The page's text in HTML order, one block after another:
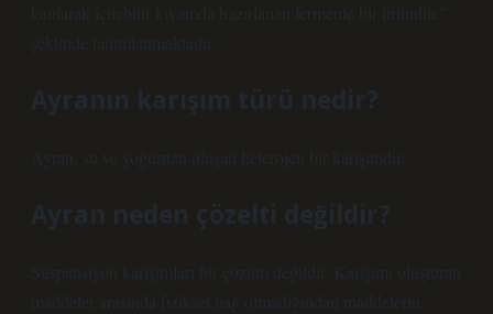
katılarak içilebilir kıvamda hazırlanan fermente bir üründür.”
şeklinde tanımlanmaktadır.
Ayranın karışım türü nedir?
Ayran, su ve yoğurttan oluşan heterojen bir karışımdır.
Ayran neden çözelti değildir?
Süspansiyon karışımları bir çözüm değildir. Karışımı oluşturan
maddeler arasında fiziksel bağ olmadığından maddelerin